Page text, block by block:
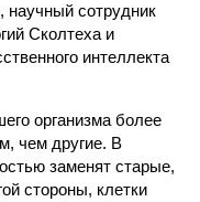
научный сотрудник
Сколтеха и
интеллекта
организма более
чем другие. В
заменят старые,
стороны, клетки